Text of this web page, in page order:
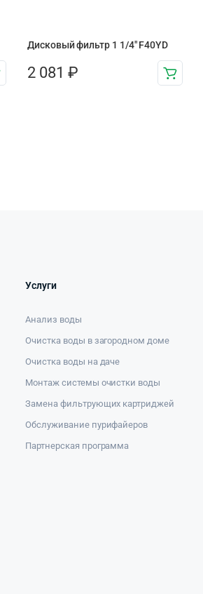
Дисковый фильтр 1 1/4″ F40YD
2 081 ₽
Услуги
Анализ воды
Очистка воды в загородном доме
Очистка воды на даче
Монтаж системы очистки воды
Замена фильтрующих картриджей
Обслуживание пурифайеров
Партнерская программа